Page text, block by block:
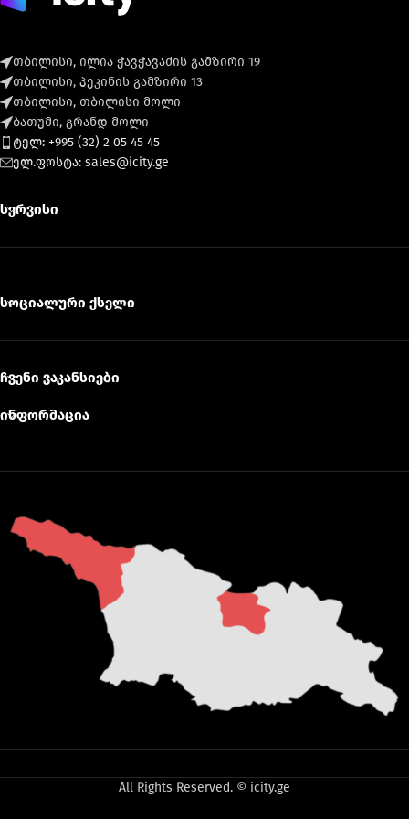
თბილისი, ილია ჭავჭავაძის გამზირი 19
თბილისი, პეკინის გამზირი 13
თბილისი, თბილისი მოლი
ბათუმი, გრანდ მოლი
ტელ: +995 (32) 2 05 45 45
ელ.ფოსტა: sales@icity.ge
სერვისი
სოციალური ქსელი
ჩვენი ვაკანსიები
ინფორმაცია
All Rights Reserved. © icity.ge